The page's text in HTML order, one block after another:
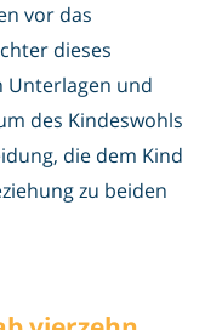
vor das
dieses
Unterlagen und
des Kindeswohls
die dem Kind
zu beiden